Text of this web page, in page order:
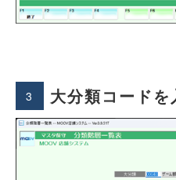
3 大分類コード